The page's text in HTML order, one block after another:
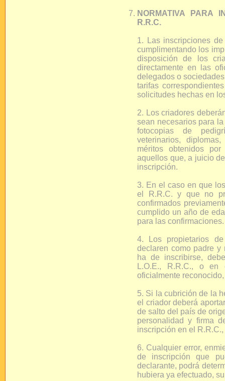
NORMATIVA PARA
R.R.C.
1. Las inscripciones
cumplimentando los
disposición de los
directamente en las
delegados o
tarifas
solicitudes hechas en
2. Los criadores
sean necesarios para
fotocopias de
veterinarios,
méritos obtenidos
aquellos que, a juicio
inscripción.
3. En el caso en que
el R.R.C. y que no
confirmados
cumplido un año de
para las confirmaciones.
4. Los propietarios
declaren como padre y
ha de inscribirse,
L.O.E., R.R.C., o en
oficialmente
5. Si la cubrición de la
el criador deberá
de salto del país de
personalidad y firma
inscripción en el
6. Cualquier error,
de inscripción que
declarante, podrá
hubiera ya efectuado,